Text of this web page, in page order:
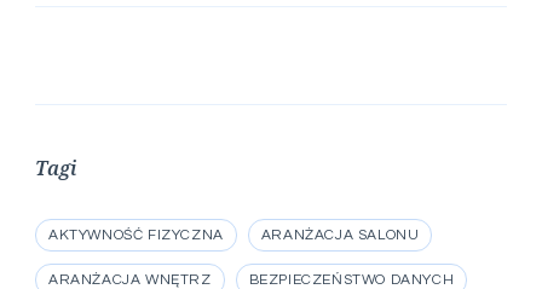
Tagi
AKTYWNOŚĆ FIZYCZNA ARANŻACJA SALONU
ARANŻACJA WNĘTRZ BEZPIECZEŃSTWO DANYCH